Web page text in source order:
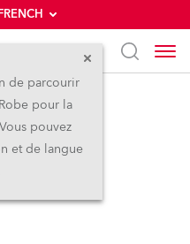
de parcourir
pour la
pouvez
et de langue
Slim
IP65